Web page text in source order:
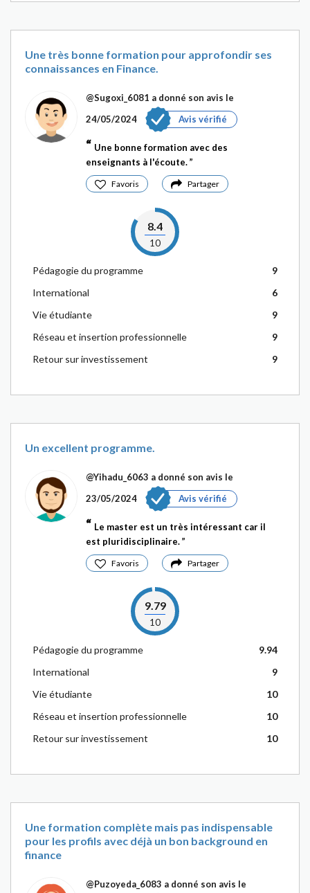
Une très bonne formation pour approfondir ses
connaissances en Finance.
@Sugoxi_6081 a donné son avis le
24/05/2024
Avis vérifié
Une bonne formation avec des
enseignants à l'écoute.
Favoris Partager
8.4
10
Pédagogie du programme
9
International
6
Vie étudiante
9
Réseau et insertion professionnelle
9
Retour sur investissement
9
Un excellent programme.
@Yihadu_6063 a donné son avis le
23/05/2024
Avis vérifié
Le master est un très intéressant car il
est pluridisciplinaire.
Favoris Partager
9.79
10
Pédagogie du programme
9.94
International
9
Vie étudiante
10
Réseau et insertion professionnelle
10
Retour sur investissement
10
Une formation complète mais pas indispensable
pour les profils avec déjà un bon background en
finance
@Puzoyeda_6083 a donné son avis le